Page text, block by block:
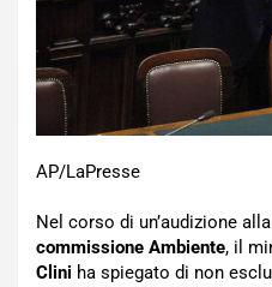
AP/LaPresse
Nel corso di un’audizione
commissione Ambiente, il
Clini ha spiegato di non